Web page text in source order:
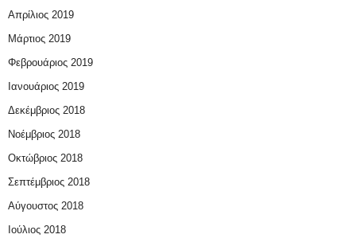
Απρίλιος 2019
Μάρτιος 2019
Φεβρουάριος 2019
Ιανουάριος 2019
Δεκέμβριος 2018
Νοέμβριος 2018
Οκτώβριος 2018
Σεπτέμβριος 2018
Αύγουστος 2018
Ιούλιος 2018